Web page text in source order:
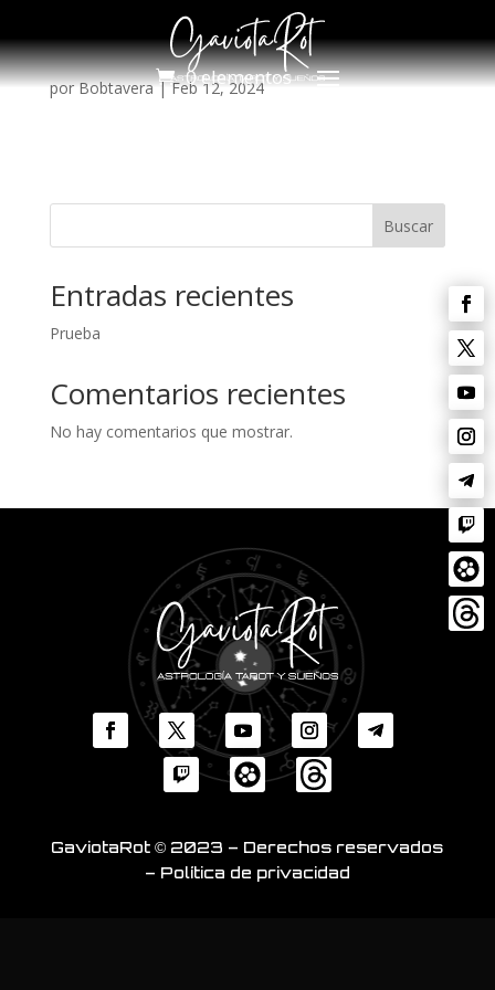
0 elementos
porBobtavera|Feb 12, 2024
Buscar
Entradas recientes
Prueba
Comentarios recientes
No hay comentarios que mostrar.
GaviotaRot © 2023 – Derechos reservados
– Política de privacidad